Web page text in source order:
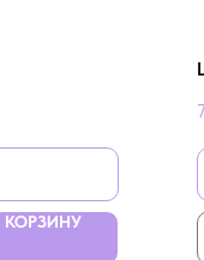
КОРЗИНУ